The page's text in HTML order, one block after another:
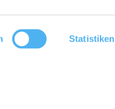
Statistiken